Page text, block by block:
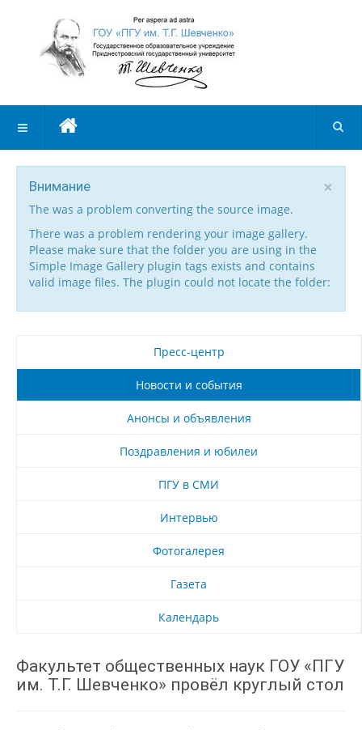
×
Внимание
The was a problem converting the source image.
There was a problem rendering your image gallery.
Please make sure that the folder you are using in the
Simple Image Gallery plugin tags exists and contains
valid image files. The plugin could not locate the folder:
Пресс-центр
Новости и события
Анонсы и объявления
Поздравления и юбилеи
ПГУ в СМИ
Интервью
Фотогалерея
Газета
Календарь
Факультет общественных наук ГОУ «ПГУ
им. Т.Г. Шевченко» провёл круглый стол